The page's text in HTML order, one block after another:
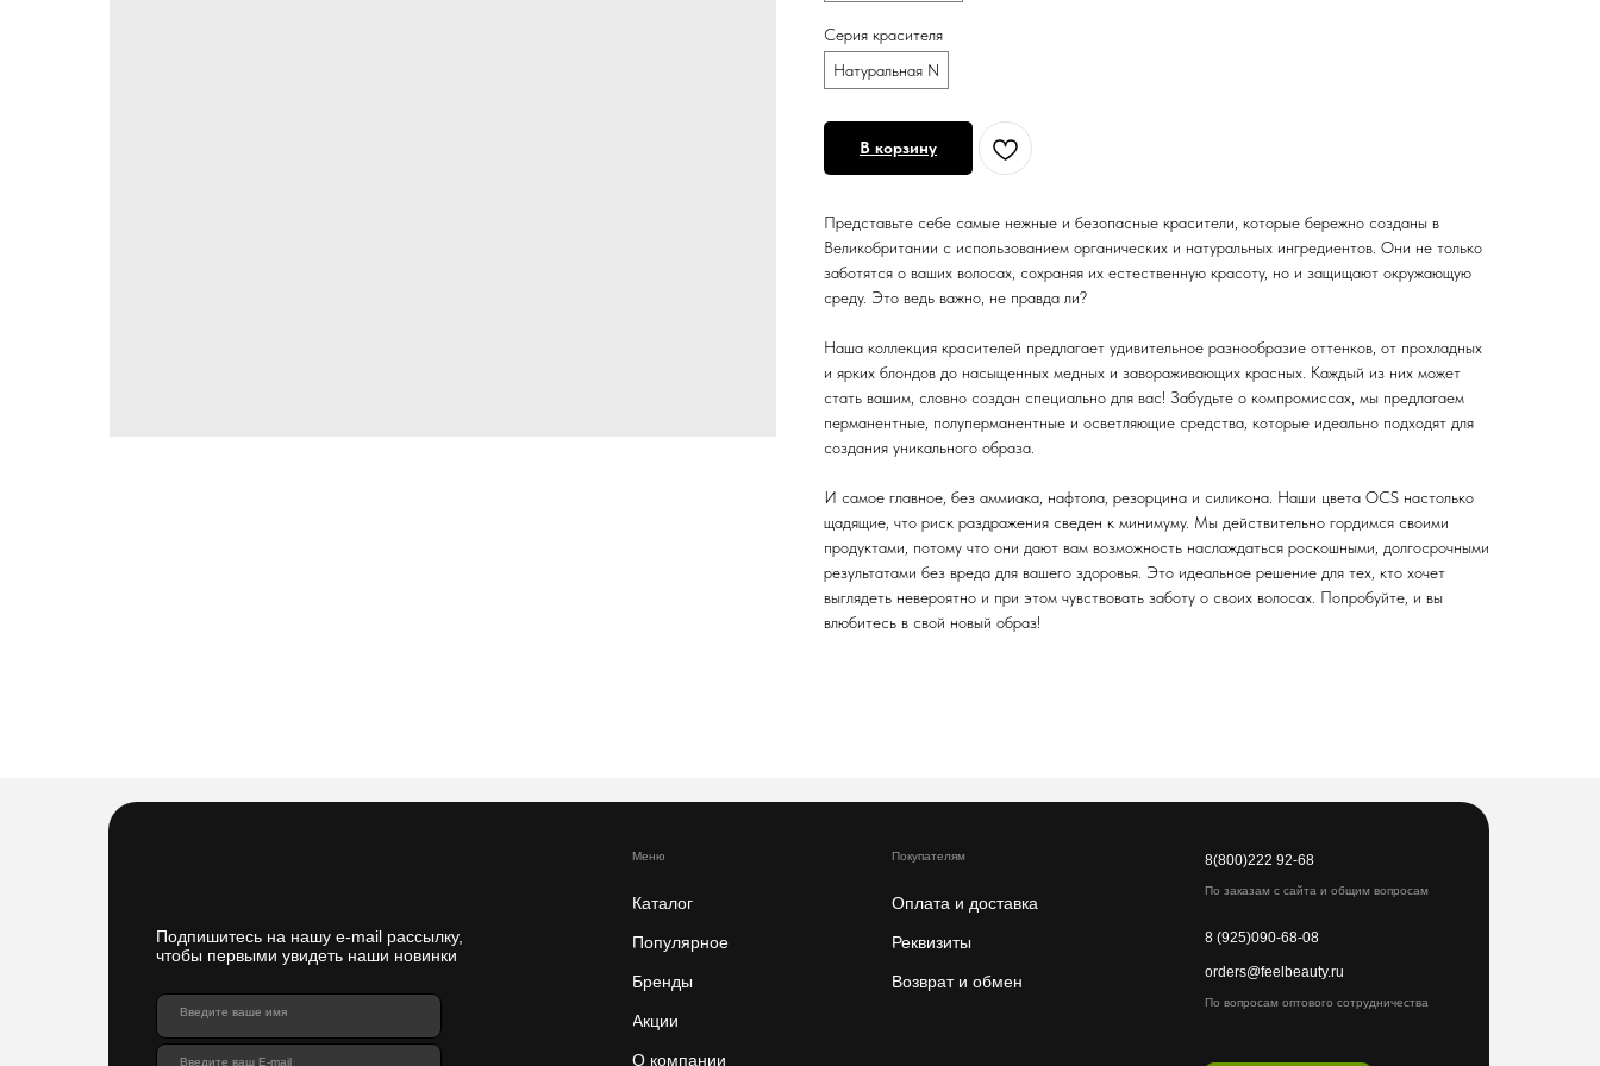
Серия красителя
Натуральная N
В корзину
Представьте себе самые нежные и безопасные красители, которые бережно созданы в
Великобритании с использованием органических и натуральных ингредиентов. Они не только
заботятся о ваших волосах, сохраняя их естественную красоту, но и защищают окружающую
среду. Это ведь важно, не правда ли?
Наша коллекция красителей предлагает удивительное разнообразие оттенков, от прохладных
и ярких блондов до насыщенных медных и завораживающих красных. Каждый из них может
стать вашим, словно создан специально для вас! Забудьте о компромиссах, мы предлагаем
перманентные, полуперманентные и осветляющие средства, которые идеально подходят для
создания уникального образа.
И самое главное, без аммиака, нафтола, резорцина и силикона. Наши цвета OCS настолько
щадящие, что риск раздражения сведен к минимуму. Мы действительно гордимся своими
продуктами, потому что они дают вам возможность наслаждаться роскошными, долгосрочными
результатами без вреда для вашего здоровья. Это идеальное решение для тех, кто хочет
выглядеть невероятно и при этом чувствовать заботу о своих волосах. Попробуйте, и вы
влюбитесь в свой новый образ!
Введите ваше имя
Введите ваш E-mail
Подпишитесь на нашу e-mail рассылку,
чтобы первыми увидеть наши новинки
По вопросам оптового сотрудничества
Меню
Каталог
Возврат и обмен
Популярное
Бренды
Акции
О компании
Реквизиты
Оплата и доставка
Покупателям 8(800)222 92-68
8 (925)090-68-08
orders@feelbeauty.ru
По заказам с сайта и общим вопросам